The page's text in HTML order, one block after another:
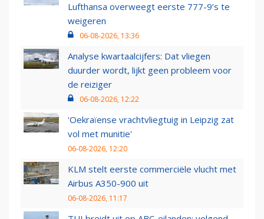
Lufthansa overweegt eerste 777-9’s te
weigeren
06-08-2026, 13:36
Analyse kwartaalcijfers: Dat vliegen
duurder wordt, lijkt geen probleem voor
de reiziger
06-08-2026, 12:22
'Oekraïense vrachtvliegtuig in Leipzig zat
vol met munitie'
06-08-2026, 12:20
KLM stelt eerste commerciële vlucht met
Airbus A350-900 uit
06-08-2026, 11:17